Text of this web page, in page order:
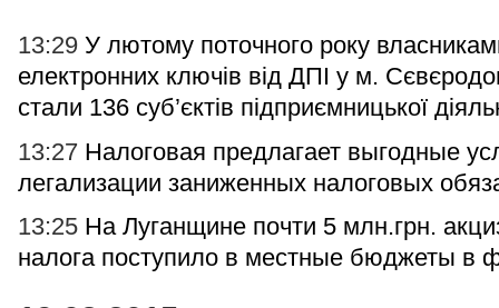
13:29 У лютому поточного року
електронних ключів від ДПІ у м.
стали 136 суб’єктів підприємницької
13:27 Налоговая предлагает выгодные
легализации заниженных налоговых
13:25 На Луганщине почти 5 млн.грн.
налога поступило в местные бюджеты в